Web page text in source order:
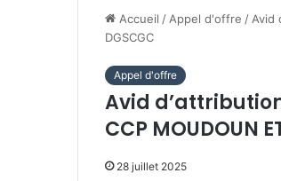
Accueil / Appel d'offre / Avid
DGSCGC
Appel d'offre
Avid
CCP MOUDOUN
28 juillet 2025